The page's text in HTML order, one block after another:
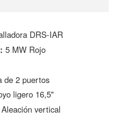
DRS-IAR
5 MW Rojo
de 2 puertos
ligero 16,5"
Aleación vertical